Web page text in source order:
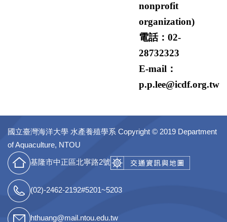
nonprofit
organization)
電話： 02-
28732323
E-mail：
p.p.lee@icdf.org.tw
國立臺灣海洋大學 水產養殖學系 Copyright © 2019 Department
of Aquaculture, NTOU
基隆市中正區北寧路2號
(02)-2462-2192#5201~5203
hthuang@mail.ntou.edu.tw